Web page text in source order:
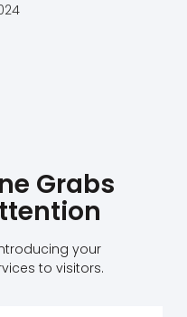
Grabs
your
to visitors.